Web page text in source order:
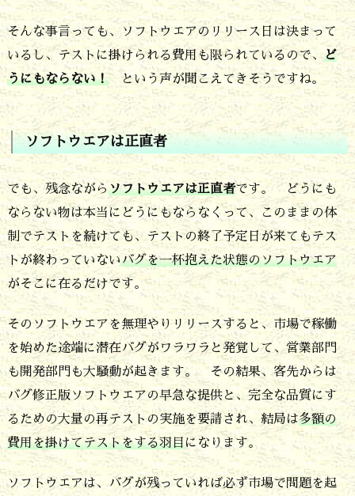
正
直
者
0.
ど
う
し
よ
う
も
無
い
の
で
エ
ス
カ
そんな事言っても、ソフトウエアのリリース日は決まって
いるし、テストに掛けられる費用も限られているので、 ど
うにもならない！ という声が聞こえてきそうですね。
ソフトウエアは正直者
でも、残念ながらソフトウエアは正直者です。 どうにも
ならない物は本当にどうにもならなくって、このままの体
制でテストを続けても、テストの終了予定日が来てもテス
トが終わっていないバグを一杯抱えた状態のソフトウエア
がそこに在るだけです。
そのソフトウエアを無理やりリリースすると、市場で稼働
を始めた途端に潜在バグがワラワラと発覚して、営業部門
も開発部門も大騒動が起きます。 その結果、客先からは
バグ修正版ソフトウエアの早急な提供と、完全な品質にす
るための大量の再テストの実施を要請され、結局は多額の
費用を掛けてテストをする羽目になります。
ソフトウエアは、バグが残っていれば必ず市場で問題を起